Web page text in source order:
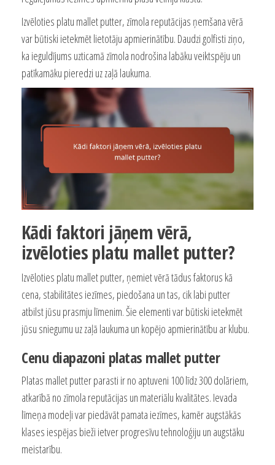
Izvēloties platu mallet putter, zīmola reputācijas ņemšana vērā
var būtiski ietekmēt lietotāju apmierinātību. Daudzi golfisti ziņo,
ka ieguldījums uzticamā zīmola nodrošina labāku veiktspēju un
patīkamāku pieredzi uz zaļā laukuma.
Kādi faktori jāņem vērā,
izvēloties platu mallet putter?
Izvēloties platu mallet putter, ņemiet vērā tādus faktorus kā
cena, stabilitātes iezīmes, piedošana un tas, cik labi putter
atbilst jūsu prasmju līmenim. Šie elementi var būtiski ietekmēt
jūsu sniegumu uz zaļā laukuma un kopējo apmierinātību ar klubu.
Cenu diapazoni platas mallet putter
Platas mallet putter parasti ir no aptuveni 100 līdz 300 dolāriem,
atkarībā no zīmola reputācijas un materiālu kvalitātes. Ievada
līmeņa modeļi var piedāvāt pamata iezīmes, kamēr augstākās
klases iespējas bieži ietver progresīvu tehnoloģiju un augstāku
meistarību.